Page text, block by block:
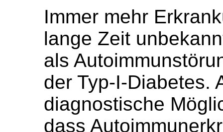
Immer mehr
lange Zeit
als
der Typ-I-Diabetes.
diagnostische
dass